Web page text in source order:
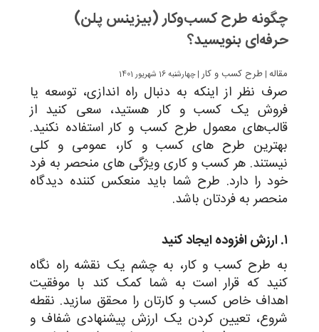
چگونه طرح کسب‌وکار (بیزینس پلن)
حرفه‌ای بنویسید؟
مقاله |طرح کسب و کار | چهارشنبه 16 شهریور 1401
صرف نظر از اینکه به دنبال راه اندازی، توسعه یا
فروش یک کسب و کار هستید، سعی کنید از
قالب‌های معمول طرح کسب و کار استفاده نکنید.
بهترین طرح های کسب و کار، عمومی و کلی
نیستند. هر کسب و کاری ویژگی های منحصر به فرد
خود را دارد. طرح شما باید منعکس کننده دیدگاه
منحصر به فردتان باشد.
۱. ارزش افزوده ایجاد کنید
به طرح کسب و کار، به چشم یک نقشه راه نگاه
کنید که قرار است به شما کمک کند با موفقیت
اهداف خاص کسب و کارتان را محقق سازید. نقطه
شروع، تعیین کردن یک ارزش پیشنهادی شفاف و